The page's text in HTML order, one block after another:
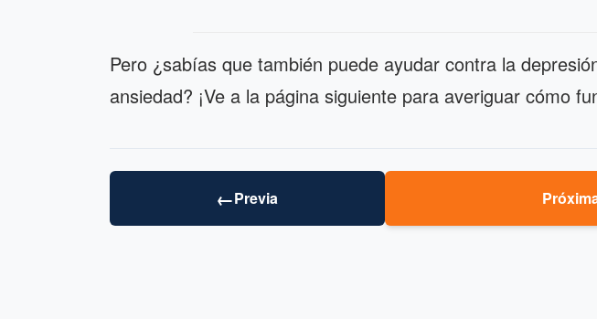
Pero ¿sabías que también puede ayudar contra la
ansiedad? ¡Ve a la página siguiente para averiguar cómo
←Previa